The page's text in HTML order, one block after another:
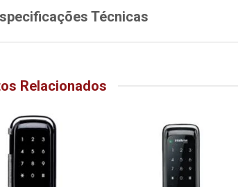
Técnicas
Relacionados